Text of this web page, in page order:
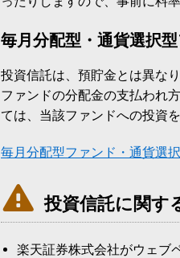
毎月分配型・通貨選択
投資信託は、預貯金とは異な
ファンドの分配金の支払われ
ては、当該ファンドへの投資
毎月分配型ファンド・通貨選
 投資信託に関す
楽天証券株式会社がウェブ